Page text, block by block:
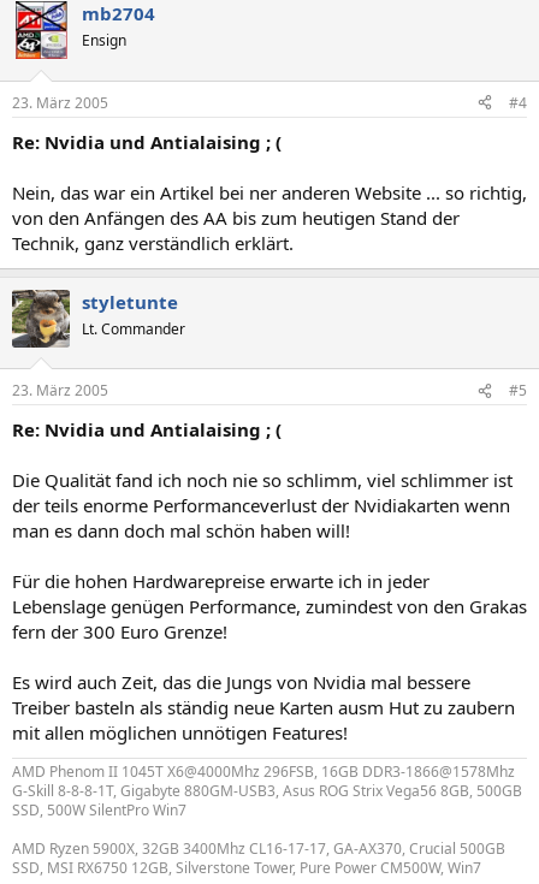
mb2704
Ensign
23. März 2005 #4
Re: Nvidia und Antialaising ; (
Nein, das war ein Artikel bei ner anderen Website ... so richtig,
von den Anfängen des AA bis zum heutigen Stand der
Technik, ganz verständlich erklärt.
styletunte
Lt. Commander
23. März 2005 #5
Re: Nvidia und Antialaising ; (
Die Qualität fand ich noch nie so schlimm, viel schlimmer ist
der teils enorme Performanceverlust der Nvidiakarten wenn
man es dann doch mal schön haben will!
Für die hohen Hardwarepreise erwarte ich in jeder
Lebenslage genügen Performance, zumindest von den Grakas
fern der 300 Euro Grenze!
Es wird auch Zeit, das die Jungs von Nvidia mal bessere
Treiber basteln als ständig neue Karten ausm Hut zu zaubern
mit allen möglichen unnötigen Features!
AMD Phenom II 1045T X6@4000Mhz 296FSB, 16GB DDR3-1866@1578Mhz
G-Skill 8-8-8-1T, Gigabyte 880GM-USB3, Asus ROG Strix Vega56 8GB, 500GB
SSD, 500W SilentPro Win7
AMD Ryzen 5900X, 32GB 3400Mhz CL16-17-17, GA-AX370, Crucial 500GB
SSD, MSI RX6750 12GB, Silverstone Tower, Pure Power CM500W, Win7